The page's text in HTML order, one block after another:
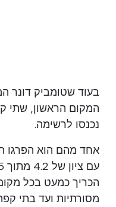
בעוד שטומביק דונר
המקום הראשון, שתי
נכנסו לרשימה.
הכריך כמעט בכל
מסורתיות ועד בתי